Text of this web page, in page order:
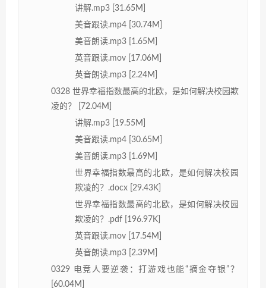
讲解.mp3 [31.65M]
美音跟读.mp4 [30.74M]
美音朗读.mp3 [1.65M]
英音跟读.mov [17.06M]
英音朗读.mp3 [2.24M]
0328 世界幸福指数最高的北欧，是如何解决校园欺
凌的？ [72.04M]
讲解.mp3 [19.55M]
美音跟读.mp4 [30.65M]
美音朗读.mp3 [1.69M]
世界幸福指数最高的北欧，是如何解决校园
欺凌的？.docx [29.43K]
世界幸福指数最高的北欧，是如何解决校园
欺凌的？.pdf [196.97K]
英音跟读.mov [17.54M]
英音朗读.mp3 [2.39M]
0329 电竞人要逆袭：打游戏也能“摘金夺银”？
[60.04M]